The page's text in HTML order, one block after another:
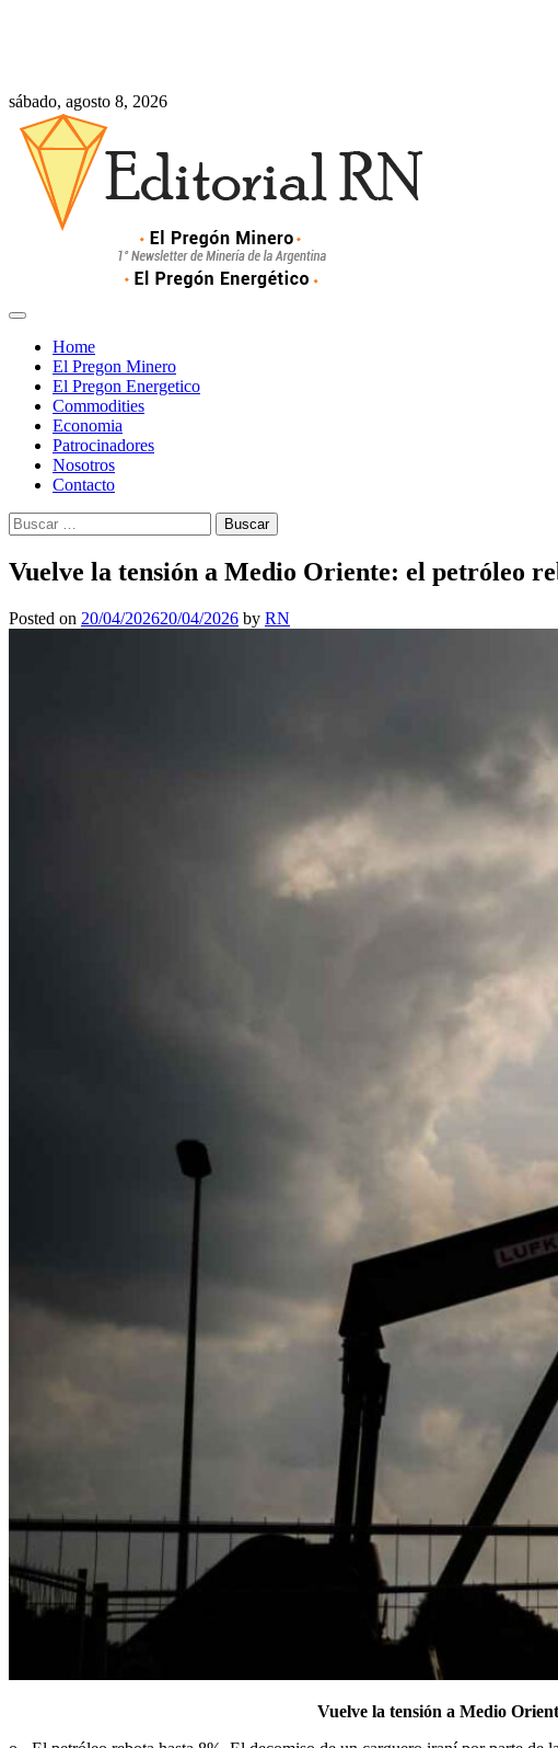
sábado, agosto 8, 2026
Home
El Pregon Minero
El Pregon Energetico
Commodities
Economia
Patrocinadores
Nosotros
Contacto
Buscar:
Vuelve la tensión a Medio Oriente: el petróleo
Posted on 20/04/202620/04/2026 by RN
Vuelve la tensión a Medio